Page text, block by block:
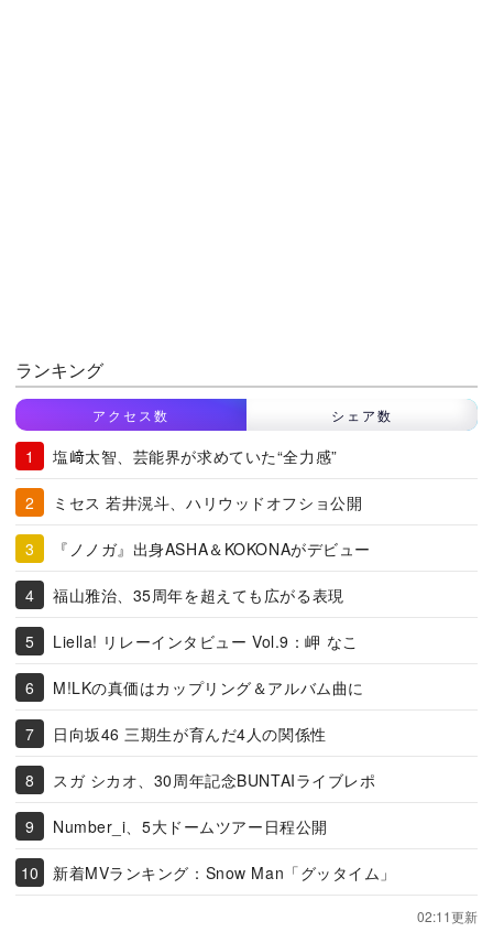
ランキング
アクセス数 シェア数
塩﨑太智、芸能界が求めていた“全力感”
ミセス 若井滉斗、ハリウッドオフショ公開
『ノノガ』出身ASHA＆KOKONAがデビュー
福山雅治、35周年を超えても広がる表現
Liella! リレーインタビュー Vol.9：岬 なこ
M!LKの真価はカップリング＆アルバム曲に
日向坂46 三期生が育んだ4人の関係性
スガ シカオ、30周年記念BUNTAIライブレポ
Number_i、5大ドームツアー日程公開
新着MVランキング：Snow Man「グッタイム」
02:11更新